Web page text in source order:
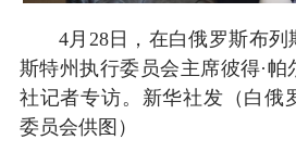
4月28日，在白俄罗斯布列
斯特州执行委员会主席彼得·
社记者专访。新华社发（白俄
委员会供图）